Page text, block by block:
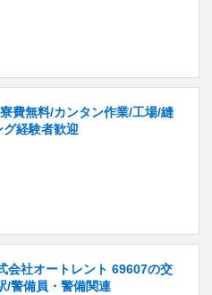
費無料/カンタン作業/工場/縫
経験者歓迎
会社オートレント 69607の交
/警備員・警備関連